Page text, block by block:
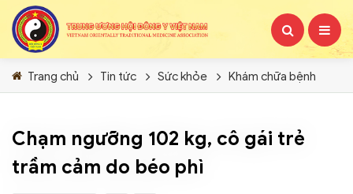
Trang chủ Tin tức Sức khỏe Khám chữa bệnh
Chạm ngưỡng 102 kg, cô gái trẻ
trầm cảm do béo phì